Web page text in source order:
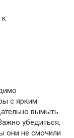
с ярким
вымыть
убедиться,
они не смочили